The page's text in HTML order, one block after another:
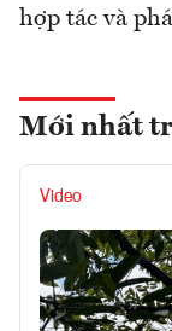
hợp tác và
Mới nhất
Video